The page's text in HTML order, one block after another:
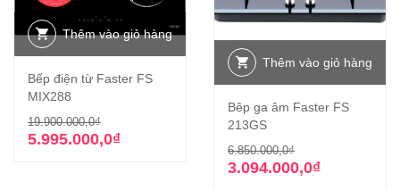
Thêm vào giỏ hàng
Bếp điện từ Faster FS
MIX288
19.900.000,0₫Giá
gốc
5.995.000,0₫
Giá
hiện
Thêm vào giỏ hàng
Bêp ga âm Faster FS
213GS
6.850.000,0₫Giá
gốc
3.094.000,0₫
Giá
hiện